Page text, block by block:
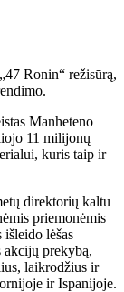
Ronin“ režisūrą,
Manheteno
11 milijonų
kuris taip ir
direktorių kaltu
priemonėmis
lėšas
akcijų prekybą,
laikrodžius ir
ir Ispanijoje.